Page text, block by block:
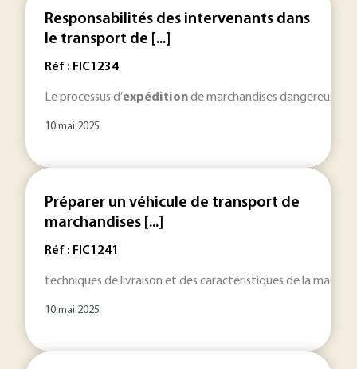
Responsabilités des intervenants dans
le transport de [...]
Réf : FIC1234
Le processus d’expéditionde marchandises dangereuses
10 mai 2025
Préparer un véhicule de transport de
marchandises [...]
Réf : FIC1241
techniques de livraison et des caractéristiques de la
10 mai 2025